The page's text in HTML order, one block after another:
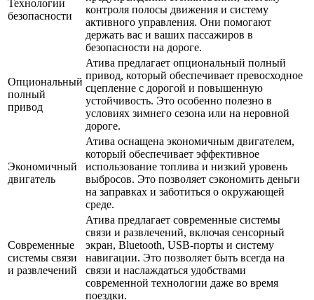
Технологии
безопасности
контроля полосы движения и систему
активного управления. Они помогают
держать вас и ваших пассажиров в
безопасности на дороге.
Опциональный
полный
привод
Атива предлагает опциональный полный
привод, который обеспечивает превосходное
сцепление с дорогой и повышенную
устойчивость. Это особенно полезно в
условиях зимнего сезона или на неровной
дороге.
Экономичный
двигатель
Атива оснащена экономичным двигателем,
который обеспечивает эффективное
использование топлива и низкий уровень
выбросов. Это позволяет сэкономить деньги
на заправках и заботиться о окружающей
среде.
Современные
системы связи
и развлечений
Атива предлагает современные системы
связи и развлечений, включая сенсорный
экран, Bluetooth, USB-порты и систему
навигации. Это позволяет быть всегда на
связи и наслаждаться удобствами
современной технологии даже во время
поездки.